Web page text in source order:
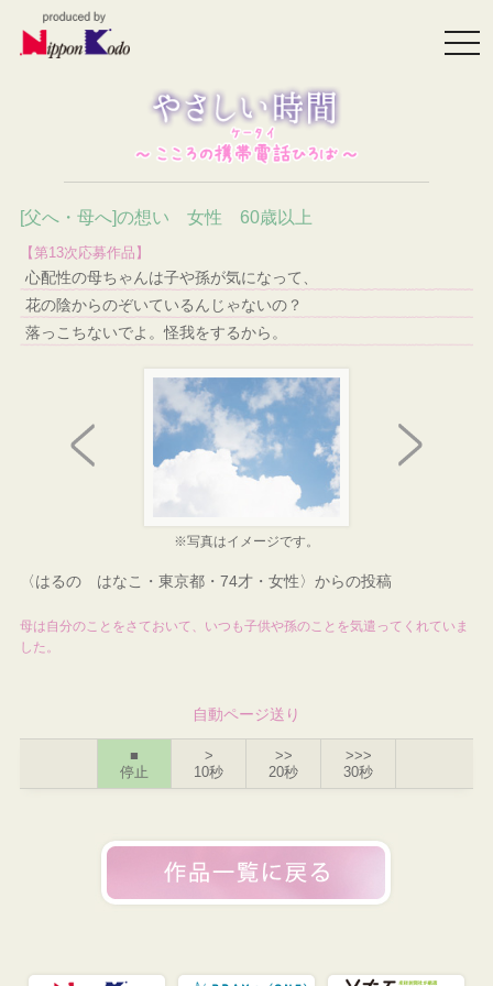
[父へ・母へ]の想い 女性 60歳以上
【第13次応募作品】
心配性の母ちゃんは子や孫が気になって、
花の陰からのぞいているんじゃないの？
落っこちないでよ。怪我をするから。
※写真はイメージです。
〈はるの はなこ・東京都・74才・女性〉からの投稿
母は自分のことをさておいて、いつも子供や孫のことを気遣ってくれていま
した。
自動ページ送り
■
停止
>
10秒
>>
20秒
>>>
30秒